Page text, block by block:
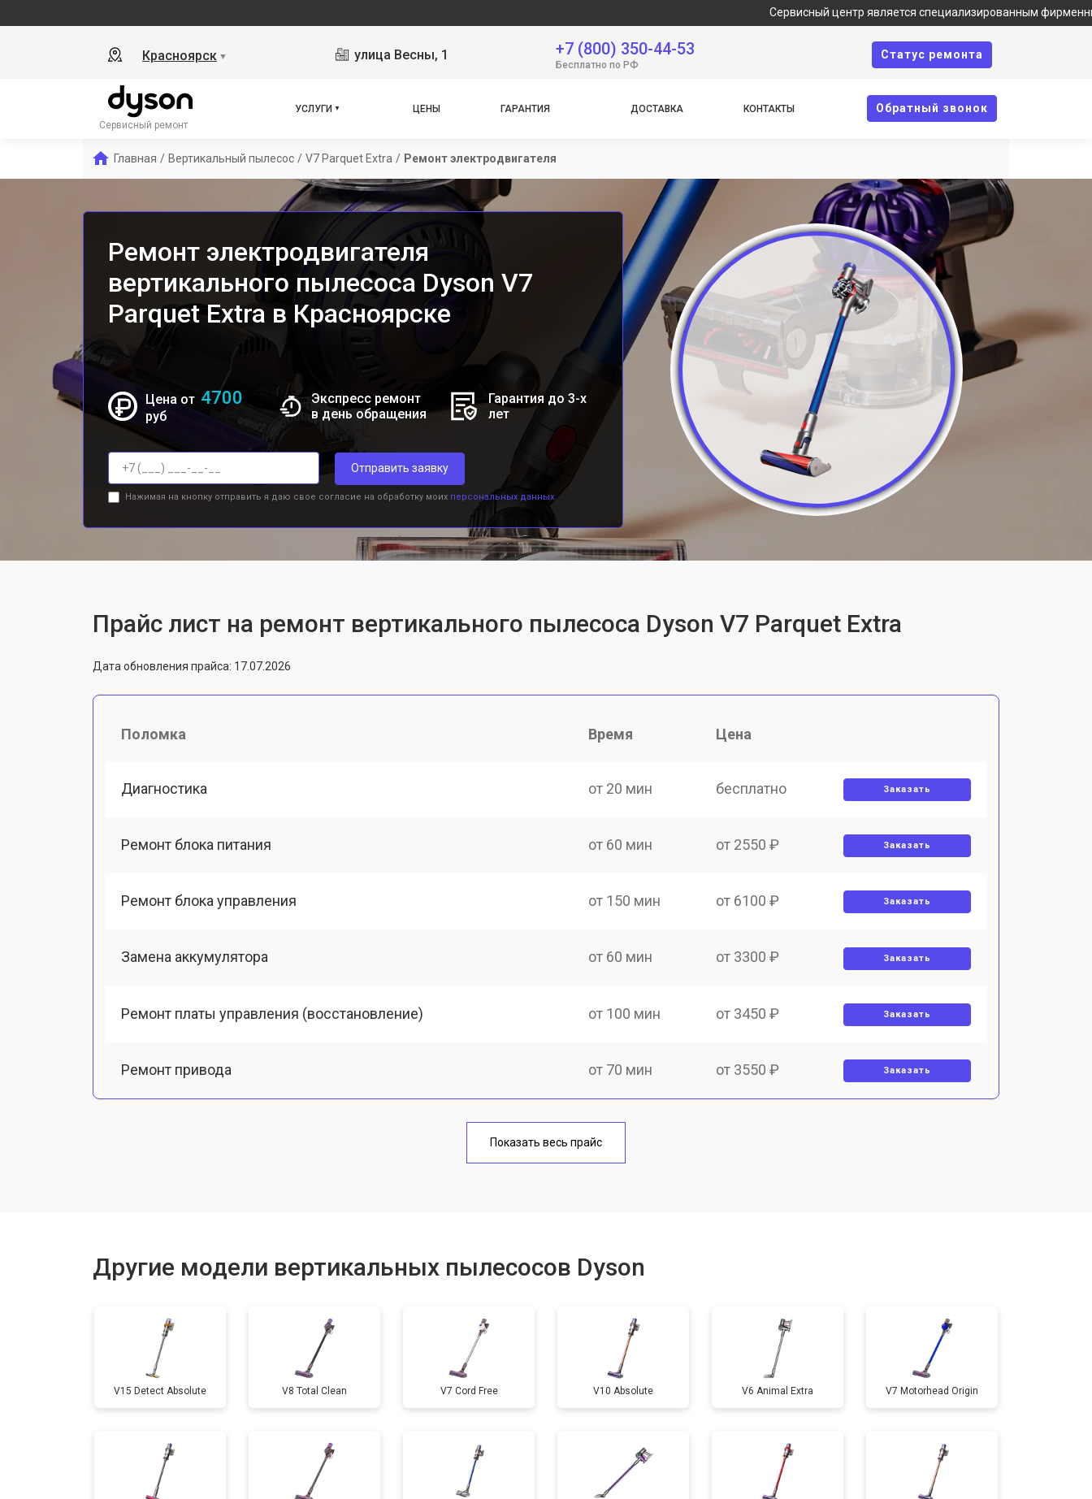
Сервисный центр является специализированным фирменным
Красноярск ▼ улица Весны, 1 +7 (800) 350-44-53
Бесплатно по РФ
Cтатус ремонта
Сервисный ремонт
УСЛУГИ ЦЕНЫ ГАРАНТИЯ ДОСТАВКА КОНТАКТЫ Oбратный звонок
Главная / Вертикальный пылесос / V7 Parquet Extra / Ремонт электродвигателя
Ремонт электродвигателя
вертикального пылесоса Dyson V7
Parquet Extra в Красноярске
Цена от 4700
руб
Экспресс ремонт
в день обращения
Гарантия до 3-х
лет
Отправить заявку
Нажимая на кнопку отправить я даю свое согласие на обработку моих персональных данных.
Прайс лист на ремонт вертикального пылесоса Dyson V7 Parquet Extra
Дата обновления прайса: 17.07.2026
Поломка Время Цена
Диагностика от 20 мин бесплатно Заказать
Ремонт блока питания от 60 мин от 2550 ₽ Заказать
Ремонт блока управления от 150 мин от 6100 ₽ Заказать
Замена аккумулятора от 60 мин от 3300 ₽ Заказать
Ремонт платы управления (восстановление) от 100 мин от 3450 ₽ Заказать
Ремонт привода от 70 мин от 3550 ₽ Заказать
от 110 мин
Показать весь прайс
Другие модели вертикальных пылесосов Dyson
V15 Detect Absolute V8 Total Clean V7 Cord Free V10 Absolute V6 Animal Extra V7 Motorhead Origin